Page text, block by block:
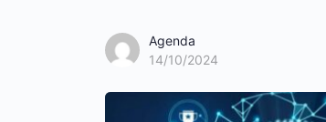
Agenda
14/10/2024